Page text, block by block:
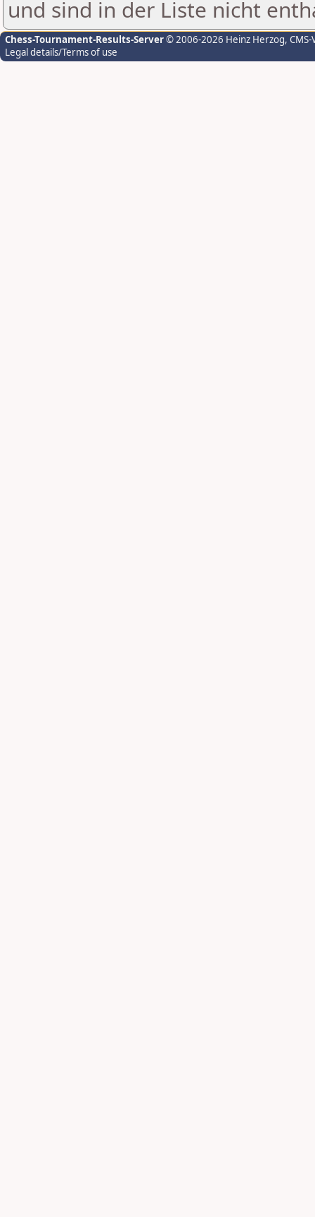
und sind in der Liste nicht
Chess-Tournament-Results-Server© 2006-2026 Heinz Herzog,
Legal details/Terms of use